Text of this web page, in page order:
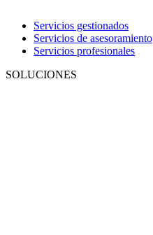
Servicios gestionados
Servicios de asesoramiento
Servicios profesionales
SOLUCIONES